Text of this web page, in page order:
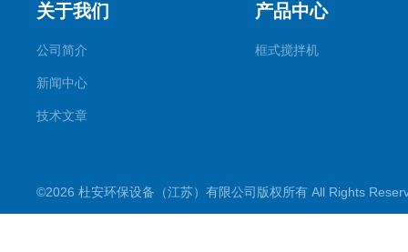
关于我们
公司简介
新闻中心
技术文章
产品中心
框式搅拌机
©2026 杜安环保设备（江苏）有限公司版权所有 All Rights